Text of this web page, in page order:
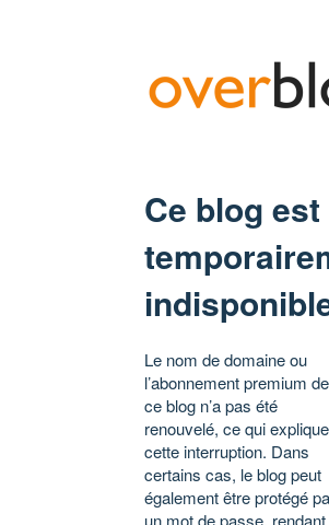
Ce blog est
Le nom de domaine ou
l’abonnement premium de
ce blog n’a pas été
renouvelé, ce qui explique
cette interruption. Dans
certains cas, le blog peut
également être protégé
un mot de passe, rendant